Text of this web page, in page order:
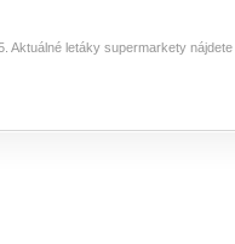
Aktuálné letáky supermarkety